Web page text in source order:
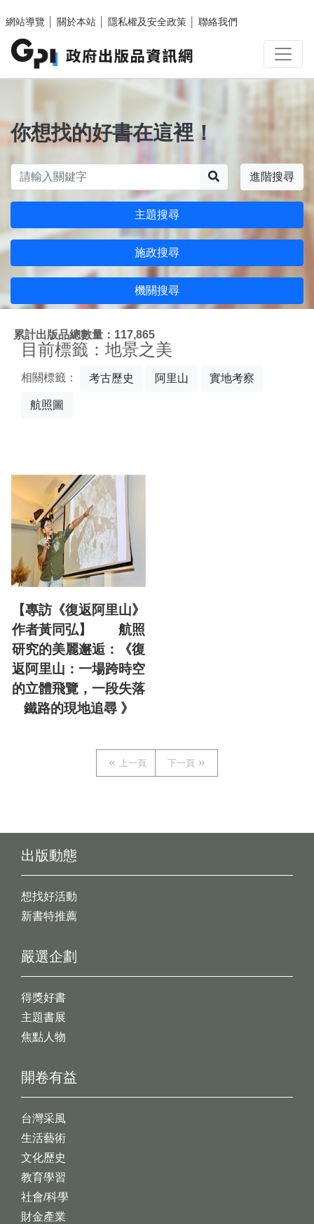
網站導覽
關於本站 隱私權及安全政策 聯絡我們
你想找的好書在這裡！
進階搜尋
主題搜尋
施政搜尋
機關搜尋
累計出版品總數量：117,865
目前標籤：地景之美
相關標籤： 考古歷史 阿里山 實地考察
航照圖
【專訪《復返阿里山》
作者黃同弘】 航照
研究的美麗邂逅：《復
返阿里山：一場跨時空
的立體飛覽，一段失落
鐵路的現地追尋 》
上一頁 下一頁
出版動態
想找好活動
新書特推薦
開卷有益
台灣采風
生活藝術
文化歷史
教育學習
社會/科學
財金產業
嚴選企劃
得獎好書
主題書展
焦點人物